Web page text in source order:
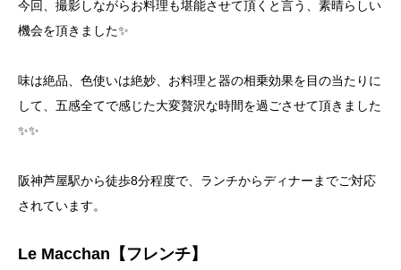
今回、撮影しながらお料理も堪能させて頂くと言う、素晴らしい
機会を頂きました✨
味は絶品、色使いは絶妙、お料理と器の相乗効果を目の当たりに
して、五感全てで感じた大変贅沢な時間を過ごさせて頂きました
✨✨
阪神芦屋駅から徒歩8分程度で、ランチからディナーまでご対応
されています。
Le Macchan【フレンチ】